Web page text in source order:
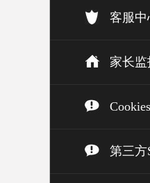
客服中
家长监
第三方